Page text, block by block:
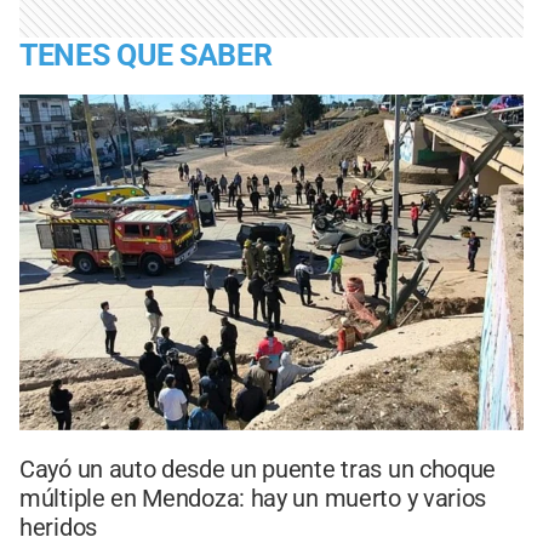
TENES QUE SABER
Cayó un auto desde un puente tras un choque
múltiple en Mendoza: hay un muerto y varios
heridos